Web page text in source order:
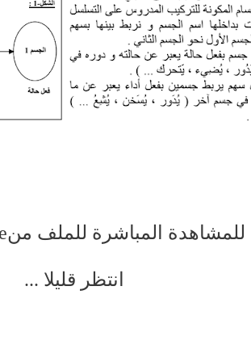
للمشاهدة المباشرة للملف من
انتظر قليلا ...